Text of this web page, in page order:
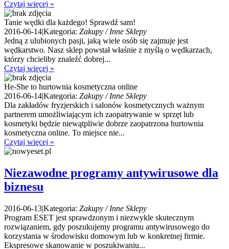
Czytaj więcej »
Tanie wędki dla każdego! Sprawdź sam!
2016-06-14|Kategoria: Zakupy / Inne Sklepy
Jedną z ulubionych pasji, jaką wiele osób się zajmuje jest
wędkarstwo. Nasz sklep powstał właśnie z myślą o wędkarzach,
którzy chcieliby znaleźć dobrej...
Czytaj więcej »
He-She to hurtownia kosmetyczna online
2016-06-14|Kategoria: Zakupy / Inne Sklepy
Dla zakładów fryzjerskich i salonów kosmetycznych ważnym
partnerem umożliwiającym ich zaopatrywanie w sprzęt lub
kosmetyki będzie niewątpliwie dobrze zaopatrzona hurtownia
kosmetyczna online. To miejsce nie...
Czytaj więcej »
Niezawodne programy antywirusowe dla
biznesu
2016-06-13|Kategoria: Zakupy / Inne Sklepy
Program ESET jest sprawdzonym i niezwykle skutecznym
rozwiązaniem, gdy poszukujemy programu antywirusowego do
korzystania w środowisku domowym lub w konkretnej firmie.
Ekspresowe skanowanie w poszukiwaniu...